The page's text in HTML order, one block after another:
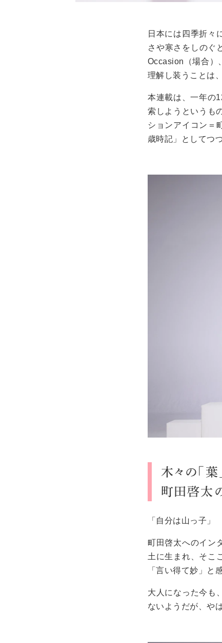
日本には四季折々
さや寒さをしのぐ
Occasion（場合）
理解し装うことは
本連載は、一年の
索しようというも
ションアイコン＝
歳時記」としてつ
木々の「
町田啓太
「自分は山っ子」
町田啓太へのイン
土に生まれ、そこ
「言い得て妙」と
大人になった今も
ないようだが、や